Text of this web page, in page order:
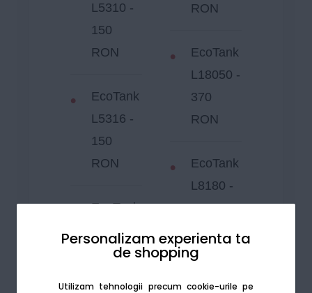
Personalizam experienta ta
de shopping
Utilizam tehnologii precum cookie-urile pe
L5310 -
150
RON
EcoTank
L5316 -
150
RON
EcoTank
L5590 -
RON
EcoTank
L18050 -
370
RON
EcoTank
L8180 -
400
RON